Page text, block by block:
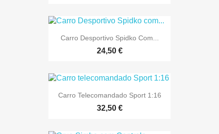
Carro Desportivo Spidko Com...
24,50 €
Carro Telecomandado Sport 1:16
32,50 €